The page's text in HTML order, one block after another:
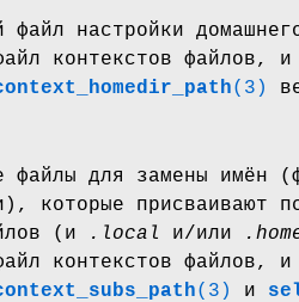
файл настройки
контекстов файлов, и
(3)
файлы для замены имён
которые присваивают
(и
.local и/или
контекстов файлов, и
(3) и